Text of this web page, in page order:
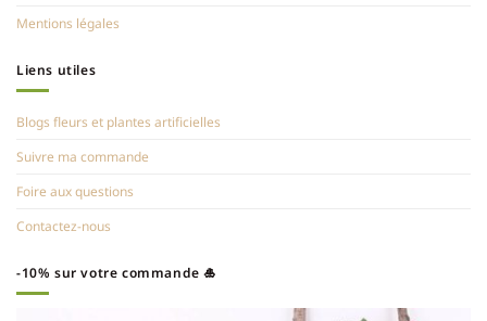
Mentions légales
Liens utiles
Blogs fleurs et plantes artificielles
Suivre ma commande
Foire aux questions
Contactez-nous
-10% sur votre commande 🎍